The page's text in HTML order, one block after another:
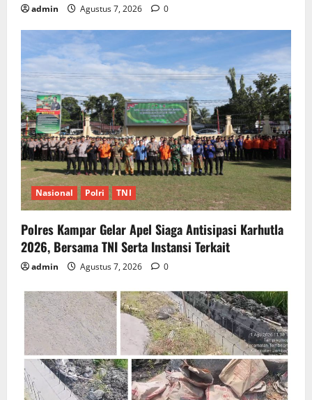
admin Agustus 7, 2026 0
Nasional Polri TNI
Polres Kampar Gelar Apel Siaga Antisipasi Karhutla
2026, Bersama TNI Serta Instansi Terkait
admin Agustus 7, 2026 0